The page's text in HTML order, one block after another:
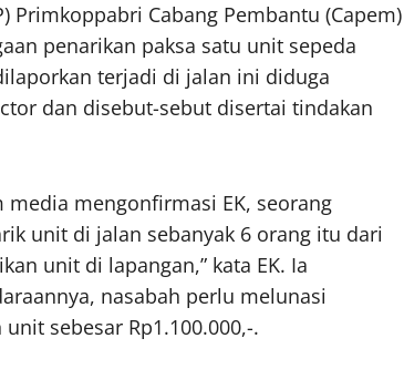
Primkoppabri Cabang Pembantu (Capem)
penarikan paksa satu unit sepeda
terjadi di jalan ini diduga
dan disebut-sebut disertai tindakan
mengonfirmasi EK, seorang
unit di jalan sebanyak 6 orang itu dari
unit di lapangan,” kata EK. Ia
nasabah perlu melunasi
sebesar Rp1.100.000,-.